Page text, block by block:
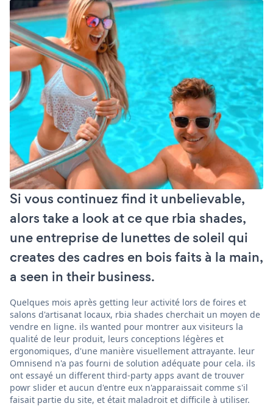
Si vous continuez find it unbelievable,
alors take a look at ce que rbia shades,
une entreprise de lunettes de soleil qui
creates des cadres en bois faits à la main,
a seen in their business.
Quelques mois après getting leur activité lors de foires et
salons d'artisanat locaux, rbia shades cherchait un moyen de
vendre en ligne. ils wanted pour montrer aux visiteurs la
qualité de leur produit, leurs conceptions légères et
ergonomiques, d'une manière visuellement attrayante. leur
Omnisend n'a pas fourni de solution adéquate pour cela. ils
ont essayé un different third-party apps avant de trouver
powr slider et aucun d'entre eux n'apparaissait comme s'il
faisait partie du site, et était maladroit et difficile à utiliser.